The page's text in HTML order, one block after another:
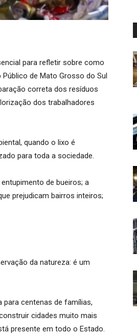
para refletir sobre como
de Mato Grosso do Sul
correta dos resíduos
dos trabalhadores
quando o lixo é
para toda a sociedade.
de bueiros; a
prejudicam bairros inteiros;
da natureza: é um
centenas de famílias,
cidades muito mais
presente em todo o Estado.